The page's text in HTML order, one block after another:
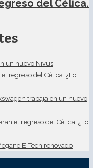
del Célica.
un nuevo Nivus
regreso del Célica. ¿Lo
trabaja en un nuevo
el regreso del Célica. ¿Lo
E-Tech renovado